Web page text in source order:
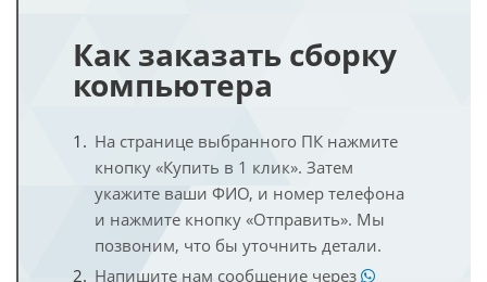
Как заказать сборку
компьютера
На странице выбранного ПК нажмите
кнопку «Купить в 1 клик». Затем
укажите ваши ФИО, и номер телефона
и нажмите кнопку «Отправить». Мы
позвоним, что бы уточнить детали.
Напишите нам сообщение через